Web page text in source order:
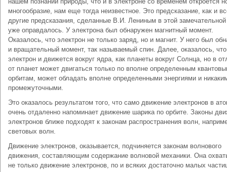
многообразие, нам еще тогда неизвестное. Это предсказание, как и
другие предсказания, сделанные В.И. Лениным в этой замечательной
уже оправдалось. У электрона был обнаружен магнитный момент.
Оказалось, что электрон не только заряд, но и магнит. У него был
и вращательный момент, так называемый спин. Далее, оказалось,
электрон и движется вокруг ядра, как планеты вокруг Солнца, но в
от планет может двигаться только по вполне определенным
орбитам, может обладать вполне определенными энергиями и
промежуточными.
Это оказалось результатом того, что само движение электронов в
очень отдаленно напоминает движение шарика по орбите. Законы
электронов ближе подходят к законам распространения волн,
световых волн.
Движение электронов, оказывается, подчиняется законам волнового
движения, составляющим содержание волновой механики. Она
не только движение электронов, по и всяких достаточно малых